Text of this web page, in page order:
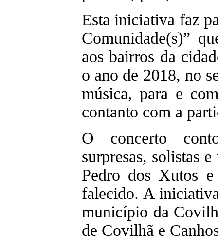
Esta iniciativa faz
Comunidade(s)”
aos bairros da
o ano de 2018, no
música, para e
contanto com a
O concerto
surpresas, solistas
Pedro dos Xutos e
falecido. A
município da
de Covilhã e